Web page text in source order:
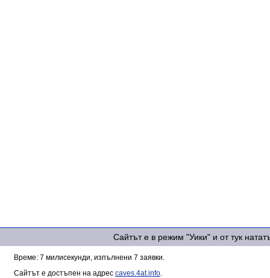
Сайтът е в режим "Уики" и от тук
Време: 7 милисекунди, изпълнени 7 заявки.
Сайтът е достъпен на адрес caves.4at.info.